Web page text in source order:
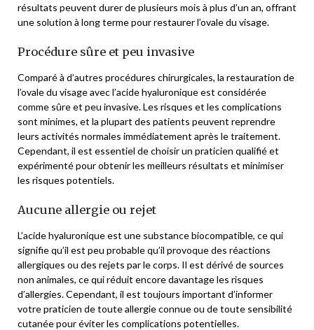
résultats peuvent durer de plusieurs mois à plus d’un an, offrant
une solution à long terme pour restaurer l’ovale du visage.
Procédure sûre et peu invasive
Comparé à d’autres procédures chirurgicales, la restauration de
l’ovale du visage avec l’acide hyaluronique est considérée
comme sûre et peu invasive. Les risques et les complications
sont minimes, et la plupart des patients peuvent reprendre
leurs activités normales immédiatement après le traitement.
Cependant, il est essentiel de choisir un praticien qualifié et
expérimenté pour obtenir les meilleurs résultats et minimiser
les risques potentiels.
Aucune allergie ou rejet
L’acide hyaluronique est une substance biocompatible, ce qui
signifie qu’il est peu probable qu’il provoque des réactions
allergiques ou des rejets par le corps. Il est dérivé de sources
non animales, ce qui réduit encore davantage les risques
d’allergies. Cependant, il est toujours important d’informer
votre praticien de toute allergie connue ou de toute sensibilité
cutanée pour éviter les complications potentielles.